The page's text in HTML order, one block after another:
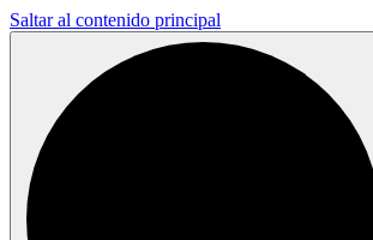
Saltar al contenido principal